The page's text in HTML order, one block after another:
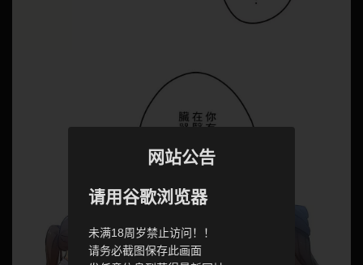
网站公告
请用谷歌浏览器
未满18周岁禁止访问！！
请务必截图保存此画面